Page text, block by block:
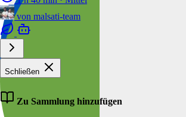
von malsati-team
Schließen
Zu Sammlung hinzufügen